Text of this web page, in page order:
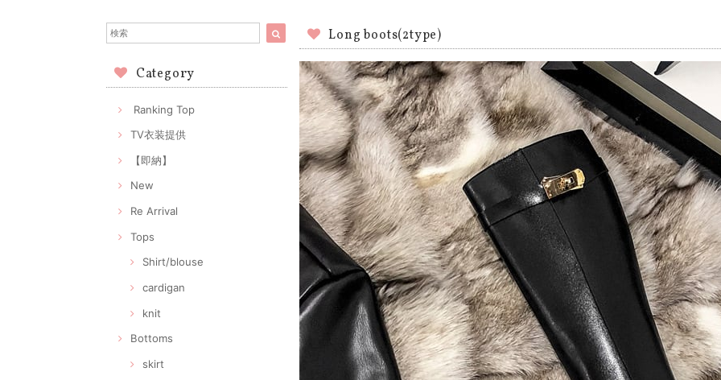
Category
Ranking Top
TV衣装提供
【即納】
New
Re Arrival
Tops
Shirt/blouse
cardigan
knit
Bottoms
skirt
Long boots(2type)